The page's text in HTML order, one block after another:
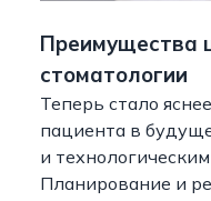
Преимущества
стоматологии
Теперь стало
пациента в
и
Планирование и